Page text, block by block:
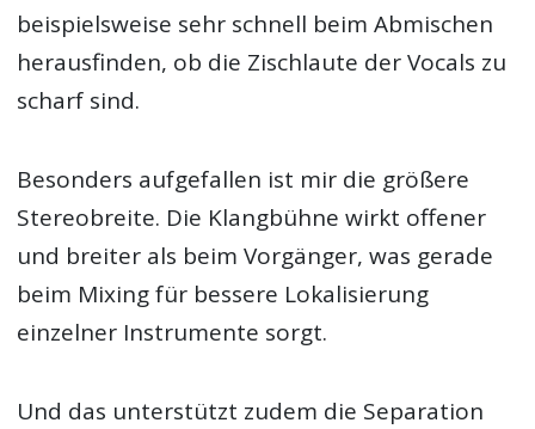
beispielsweise sehr schnell beim Abmischen
herausfinden, ob die Zischlaute der Vocals zu
scharf sind.
Besonders aufgefallen ist mir die größere
Stereobreite. Die Klangbühne wirkt offener
und breiter als beim Vorgänger, was gerade
beim Mixing für bessere Lokalisierung
einzelner Instrumente sorgt.
Und das unterstützt zudem die Separation